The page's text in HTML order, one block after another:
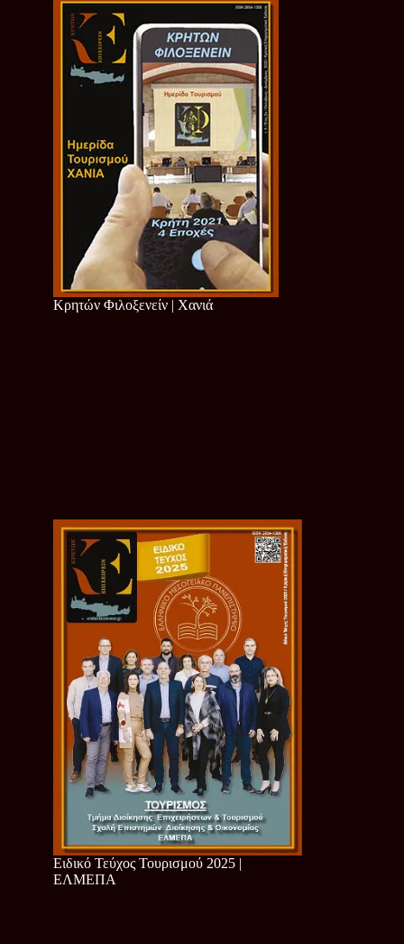
Κρητών Φιλοξενείν | Χανιά
Ειδικό Τεύχος Τουρισμού 2025 |
ΕΛΜΕΠΑ